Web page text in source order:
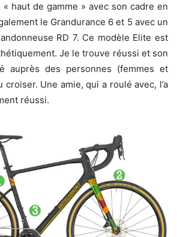
haut de gamme » avec son cadre en
le Grandurance 6 et 5 avec un
RD 7. Ce modèle Elite est
Je le trouve réussi et son
auprès des personnes (femmes et
croiser. Une amie, qui a roulé avec, l’a
réussi.